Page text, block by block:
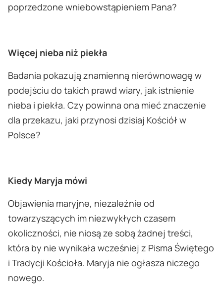
poprzedzone wniebowstąpieniem Pana?
Więcej nieba niż piekła
Badania pokazują znamienną nierównowagę w
podejściu do takich prawd wiary, jak istnienie
nieba i piekła. Czy powinna ona mieć znaczenie
dla przekazu, jaki przynosi dzisiaj Kościół w
Polsce?
Kiedy Maryja mówi
Objawienia maryjne, niezależnie od
towarzyszących im niezwykłych czasem
okoliczności, nie niosą ze sobą żadnej treści,
która by nie wynikała wcześniej z Pisma Świętego
i Tradycji Kościoła. Maryja nie ogłasza niczego
nowego.